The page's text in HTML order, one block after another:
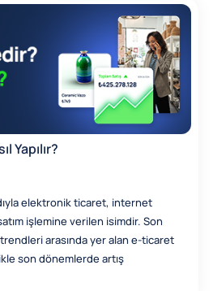
Yapılır?
elektronik ticaret, internet
işlemine verilen isimdir. Son
trendleri arasında yer alan e-ticaret
son dönemlerde artış